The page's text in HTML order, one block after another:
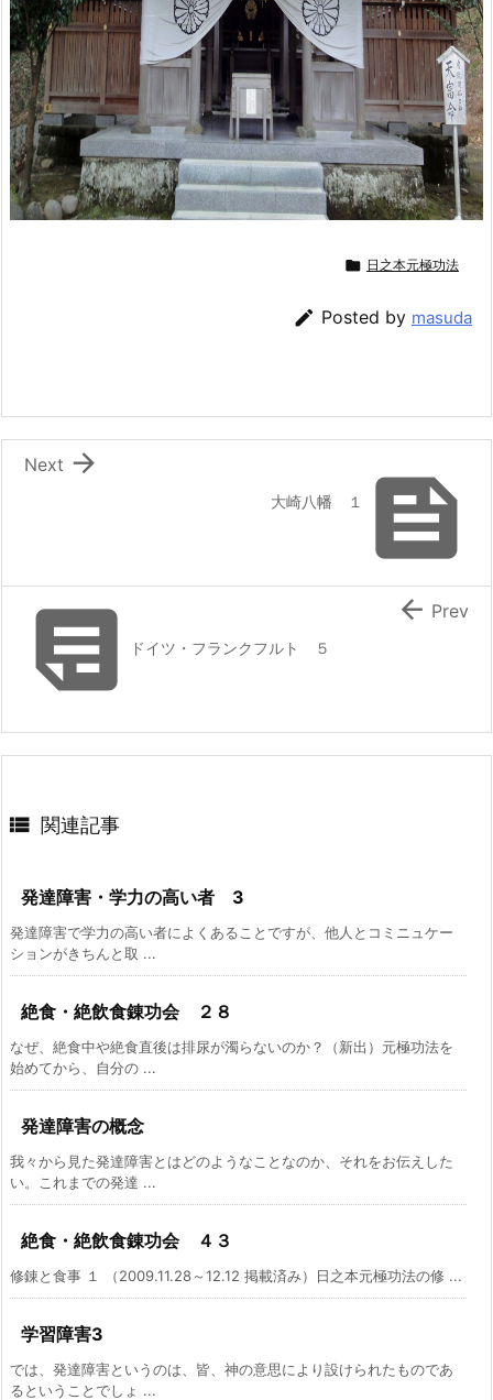
 日之本元極功法
 Posted by masuda

大崎八幡 １

Next
 ドイツ・フランクフルト ５
 Prev
 関連記事
発達障害・学力の高い者 3
発達障害で学力の高い者によくあることですが、他人とコミニュケー
ションがきちんと取 ...
絶食・絶飲食錬功会 ２８
なぜ、絶食中や絶食直後は排尿が濁らないのか？（新出）元極功法を
始めてから、自分の ...
発達障害の概念
我々から見た発達障害とはどのようなことなのか、それをお伝えした
い。これまでの発達 ...
絶食・絶飲食錬功会 ４３
修錬と食事 １ （2009.11.28～12.12 掲載済み）日之本元極功法の修 ...
学習障害3
では、発達障害というのは、皆、神の意思により設けられたものであ
るということでしょ ...